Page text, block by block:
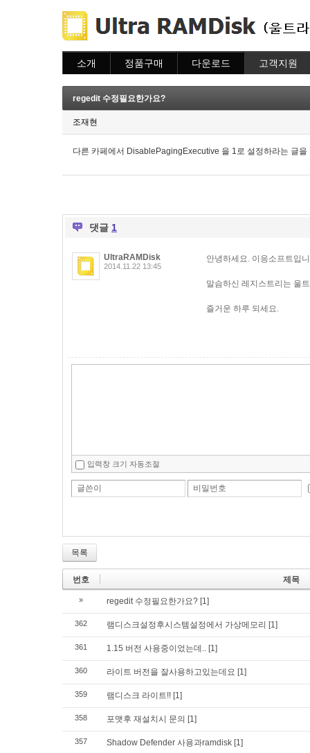
소개 정품구매
주문조회
이용안내
다운로드 고객지원
질문하기
regedit 수정필요한가요?
조재현
다른 카페에서 DisablePagingExecutive 을 1로 설정하라는 글
댓글 1
UltraRAMDisk
2014.11.22 13:45
안녕하세요. 이응소프트입
말슴하신 레지스트리는 울
즐거운 하루 되세요.
입력창 크기 자동조절
글쓴이 비밀번호
목록
번호 제목
» regedit 수정필요한가요? [1]
362 램디스크설정후시스템설정에서 가상메모리 [1]
361 1.15 버전 사용중이었는데.. [1]
360 라이트 버전을 잘사용하고있는데요 [1]
359 램디스크 라이트!! [1]
358 포맷후 재설치시 문의 [1]
357 Shadow Defender 사용과ramdisk [1]